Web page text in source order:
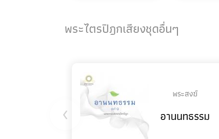
พระไตรปิฎกเสียงชุดอื่นๆ
พระสงฆ์
อานนทธรรม
‹